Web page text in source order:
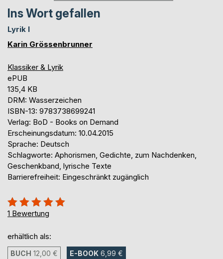
Ins Wort gefallen
Lyrik I
Karin Grössenbrunner
Klassiker & Lyrik
ePUB
135,4 KB
DRM: Wasserzeichen
ISBN-13: 9783738699241
Verlag: BoD - Books on Demand
Erscheinungsdatum: 10.04.2015
Sprache: Deutsch
Schlagworte: Aphorismen, Gedichte, zum Nachdenken,
Geschenkband, lyrische Texte
Barrierefreiheit: Eingeschränkt zugänglich
Bewertung::
100%
1 Bewertung
erhältlich als:
BUCH 12,00 € E-BOOK 6,99 €